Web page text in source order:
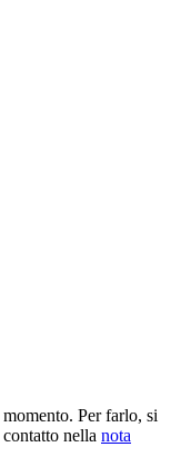
Per farlo, si
nella nota